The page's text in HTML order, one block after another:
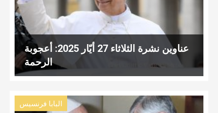
عناوين نشرة الثلاثاء 27 أيّار 2025: أعجوبة
الرحمة
البابا فرنسيس